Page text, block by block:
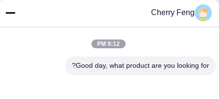
Cherry Feng
9:12 PM
Good day, what product are you looking for?